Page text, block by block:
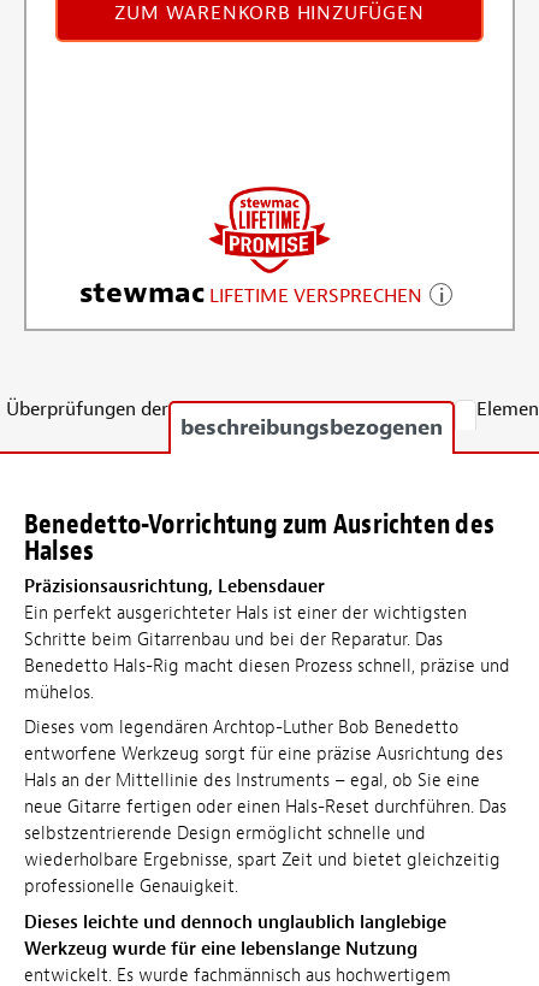
ZUM WARENKORB HINZUFÜGEN
stewmac LIFETIME VERSPRECHEN
Überprüfungen der
beschreibungsbezogenen
Benedetto-Vorrichtung zum Ausrichten des
Halses
Präzisionsausrichtung, Lebensdauer
Ein perfekt ausgerichteter Hals ist einer der wichtigsten
Schritte beim Gitarrenbau und bei der Reparatur. Das
Benedetto Hals-Rig macht diesen Prozess schnell, präzise und
mühelos.
Dieses vom legendären Archtop-Luther Bob Benedetto
entworfene Werkzeug sorgt für eine präzise Ausrichtung des
Hals an der Mittellinie des Instruments – egal, ob Sie eine
neue Gitarre fertigen oder einen Hals-Reset durchführen. Das
selbstzentrierende Design ermöglicht schnelle und
wiederholbare Ergebnisse, spart Zeit und bietet gleichzeitig
professionelle Genauigkeit.
Dieses leichte und dennoch unglaublich langlebige
Werkzeug wurde für eine lebenslange Nutzung
entwickelt. Es wurde fachmännisch aus hochwertigem